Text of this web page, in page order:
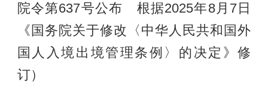
院令第637号公布 根据2025年8月7日
《国务院关于修改〈中华人民共和国外
国人入境出境管理条例〉的决定》修
订）